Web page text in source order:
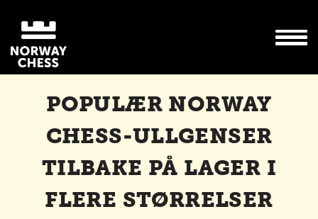
POPULÆR NORWAY
CHESS-ULLGENSER
TILBAKE PÅ LAGER I
FLERE STØRRELSER